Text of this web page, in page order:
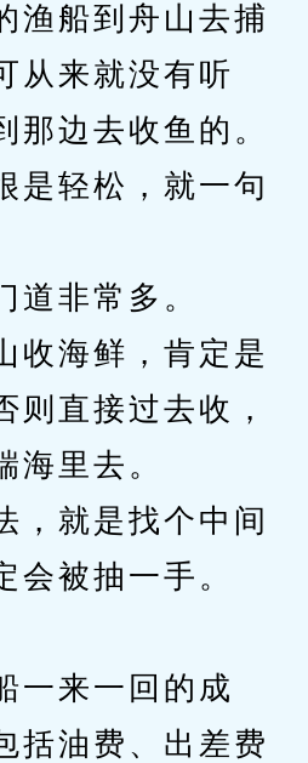
船到舟山去捕
从来就没有听
那边去收鱼的。
轻松，就一句
非常多。
海鲜，肯定是
则直接过去收，
海里去。
就是找个中间
会被抽一手。
来一回的成
括油费、出差费